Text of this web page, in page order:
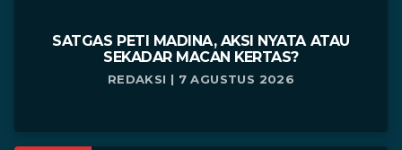
SATGAS PETI MADINA, AKSI NYATA ATAU
SEKADAR MACAN KERTAS?
REDAKSI | 7 AGUSTUS 2026